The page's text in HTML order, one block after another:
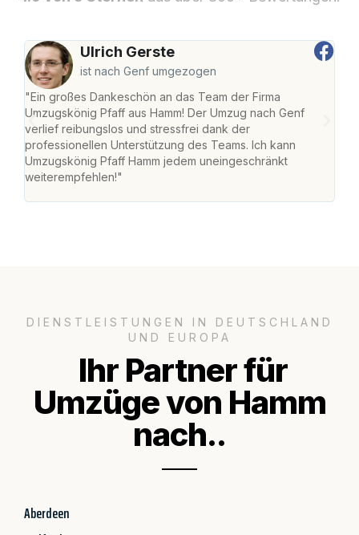
Ulrich Gerste
ist nach Genf umgezogen
"Ein großes Dankeschön an das Team der Firma
Umzugskönig Pfaff aus Hamm! Der Umzug nach Genf
verlief reibungslos und stressfrei dank der
professionellen Unterstützung des Teams. Ich kann
Umzugskönig Pfaff Hamm jedem uneingeschränkt
weiterempfehlen!"
DIENSTLEISTUNGEN IN DEUTSCHLAND
UND EUROPA
Ihr Partner für
Umzüge von Hamm
nach..
Aberdeen